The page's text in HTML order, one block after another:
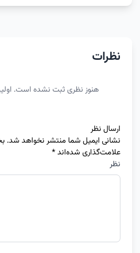
نظرات
هنوز نظری ثبت نشده است.
ارسال نظر
نشانی ایمیل شما منتشر نخواهد شد.
علامت‌گذاری شده‌اند*
نظر